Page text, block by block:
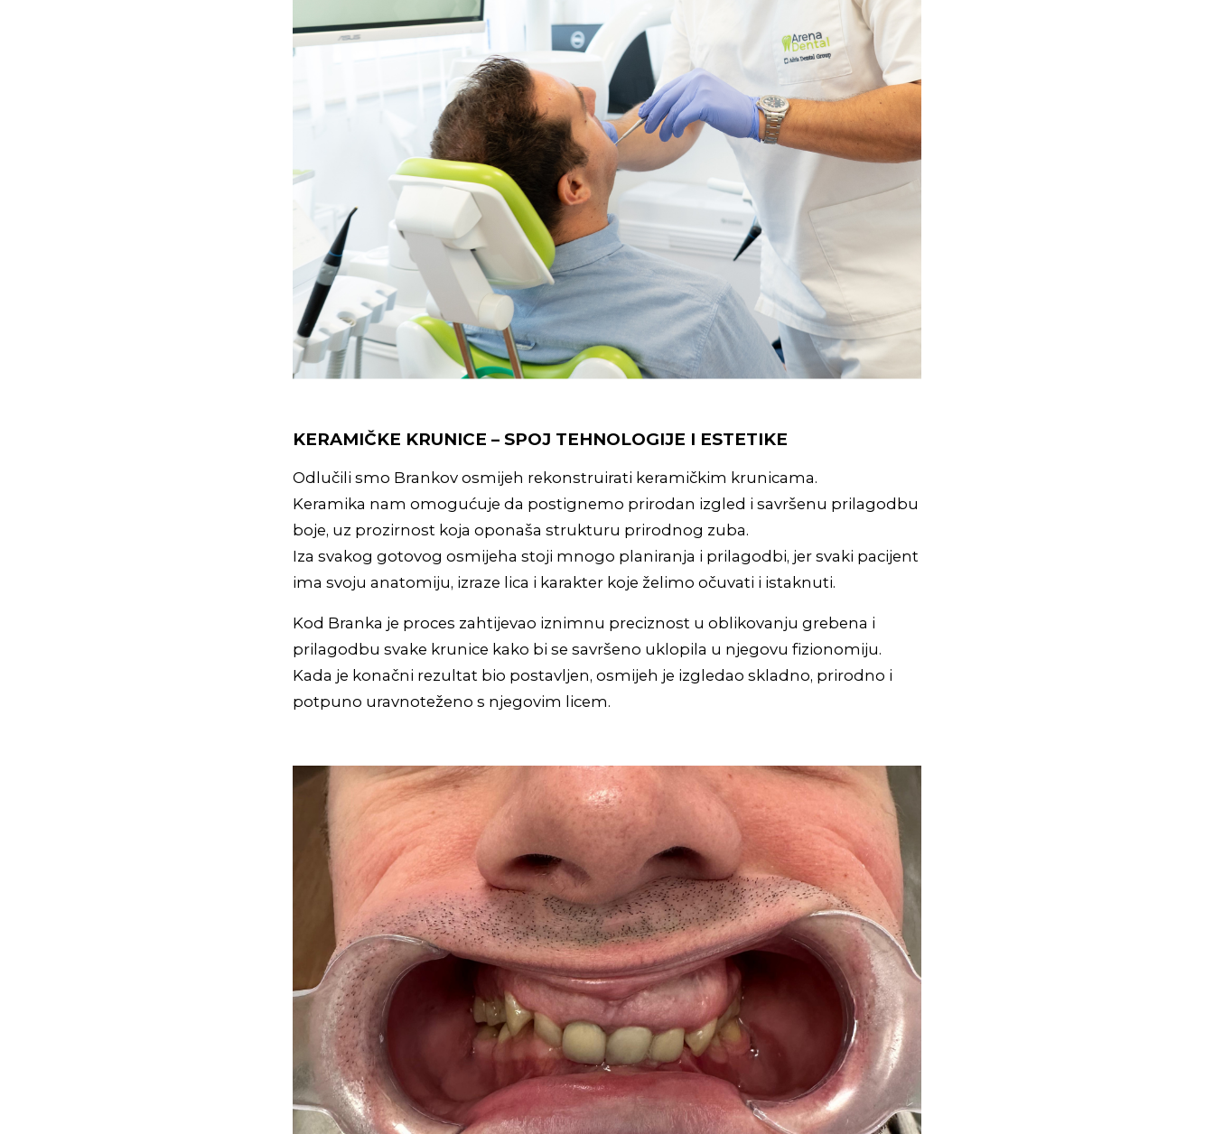
KERAMIČKE KRUNICE – SPOJ TEHNOLOGIJE I ESTETIKE
Odlučili smo Brankov osmijeh rekonstruirati keramičkim krunicama.
Keramika nam omogućuje da postignemo prirodan izgled i savršenu prilagodbu
boje, uz prozirnost koja oponaša strukturu prirodnog zuba.
Iza svakog gotovog osmijeha stoji mnogo planiranja i prilagodbi, jer svaki pacijent
ima svoju anatomiju, izraze lica i karakter koje želimo očuvati i istaknuti.
Kod Branka je proces zahtijevao iznimnu preciznost u oblikovanju grebena i
prilagodbu svake krunice kako bi se savršeno uklopila u njegovu fizionomiju.
Kada je konačni rezultat bio postavljen, osmijeh je izgledao skladno, prirodno i
potpuno uravnoteženo s njegovim licem.